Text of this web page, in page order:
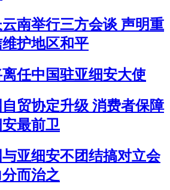
南举行三方会谈 声明重
护地区和平
任中国驻亚细安大使
贸协定升级 消费者保障
最前卫
亚细安不团结搞对立会
而治之